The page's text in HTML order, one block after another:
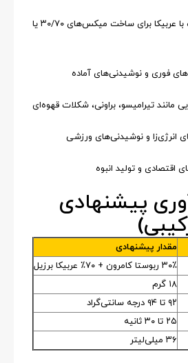
استفاده در ترکیب با عربیکا برای ساخت میکس‌های ۳۰/۷۰ یا
فوری و نوشیدنی‌های آماده
مانند تیرامیسو، براونی، شکلات قهوه‌ای
انرژی‌زا و نوشیدنی‌های ورزشی
اقتصادی و تولید انبوه
پیشنهادی
مقدار پیشنهادی
۳۰٪ ربوستا کامرون + ۷۰٪ عربیکا برزیل
۱۸ گرم
۹۲ تا ۹۴ درجه سانتی‌گراد
۲۵ تا ۳۰ ثانیه
۳۶ میلی‌لیتر